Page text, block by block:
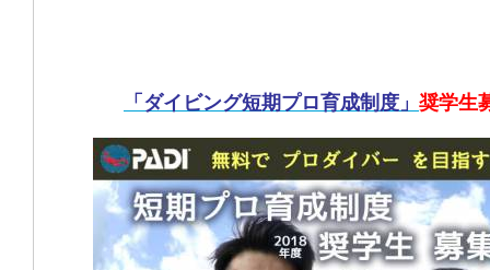
「ダイビング短期プロ育成制度」 奨学生